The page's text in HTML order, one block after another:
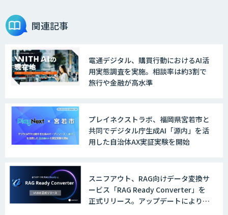
関連記事
電通デジタル、購買行動におけるAI活
用実態調査を実施。相談率は約3割で
旅行や金融が高水準
プレイネクストラボ、福岡県宮若市と
共同でデジタル庁生成AI「源内」を活
用した自治体AX実証実験を開始
スニフアウト、RAG向けデータ変換サ
ービス「RAG Ready Converter」を
正式リリース。アップデートにより変